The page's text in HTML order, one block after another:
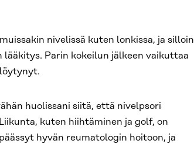
nivelissä kuten lonkissa, ja silloin
Parin kokeilun jälkeen vaikuttaa
huolissani siitä, että nivelpsori
kuten hiihtäminen ja golf, on
hyvän reumatologin hoitoon, ja